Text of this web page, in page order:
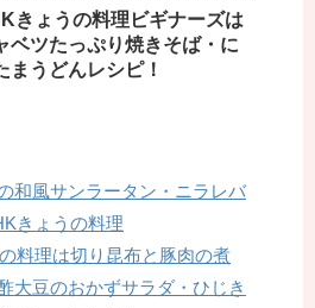
きょうの料理ビギナーズは
ベツたっぷり焼きそば・に
まうどんレシピ！
和風サンラータン・ニラレバ
きょうの料理
料理は切り昆布と豚肉の煮
大豆のおかずサラダ・ひじき